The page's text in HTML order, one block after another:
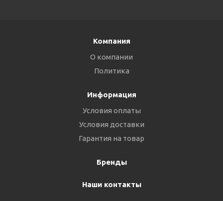
Компания
О компании
Политика
Информация
Условия оплаты
Условия доставки
Гарантия на товар
Бренды
Наши контакты